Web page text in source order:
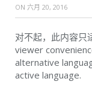
ON 六月 20, 2016
对不起，此内容只
viewer
alternative
active language.